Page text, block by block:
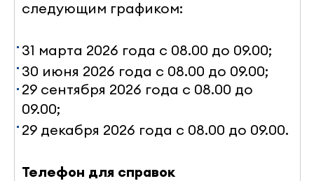
следующим графиком:
31 марта 2026 года с 08.00 до 09.00;
30 июня 2026 года с 08.00 до 09.00;
29 сентября 2026 года с 08.00 до
09.00;
29 декабря 2026 года с 08.00 до 09.00.
Телефон для справок